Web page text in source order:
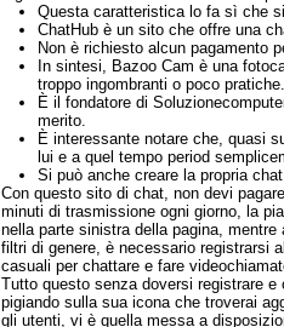
Questa caratteristica lo fa sì che
ChatHub è un sito che offre una
Non è richiesto alcun pagamento
In sintesi, Bazoo Cam è una
troppo ingombranti o poco pratiche.
È il fondatore di
merito.
È interessante notare che, quasi
lui e a quel tempo period
Si può anche creare la propria
Con questo sito di chat, non devi
minuti di trasmissione ogni giorno, la
nella parte sinistra della pagina,
filtri di genere, è necessario registrarsi
casuali per chattare e fare
Tutto questo senza doversi registrare
pigiando sulla sua icona che troverai
gli utenti, vi è quella messa a